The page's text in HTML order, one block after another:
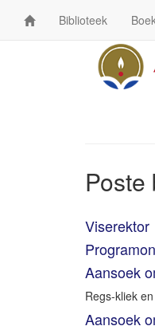
Biblioteek
Poste
Viserektor
Aansoek
Regs-kliek
Aansoek